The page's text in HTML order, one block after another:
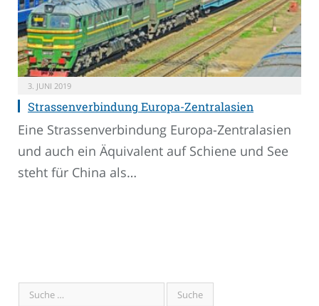
3. JUNI 2019
Strassenverbindung Europa-Zentralasien
Eine Strassenverbindung Europa-Zentralasien
und auch ein Äquivalent auf Schiene und See
steht für China als…